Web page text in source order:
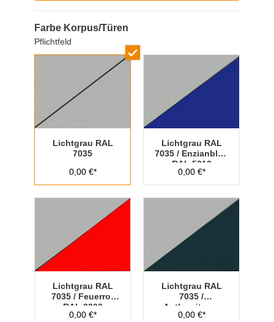
Farbe Korpus/Türen
Pflichtfeld
Lichtgrau RAL
7035
0,00 €*
Lichtgrau RAL
7035 / Enzianblau
RAL 5010
0,00 €*
Lichtgrau RAL
7035 / Feuerrot
RAL 3000
0,00 €*
Lichtgrau RAL
7035 /
Anthrazitgrau
RAL 7016
0,00 €*